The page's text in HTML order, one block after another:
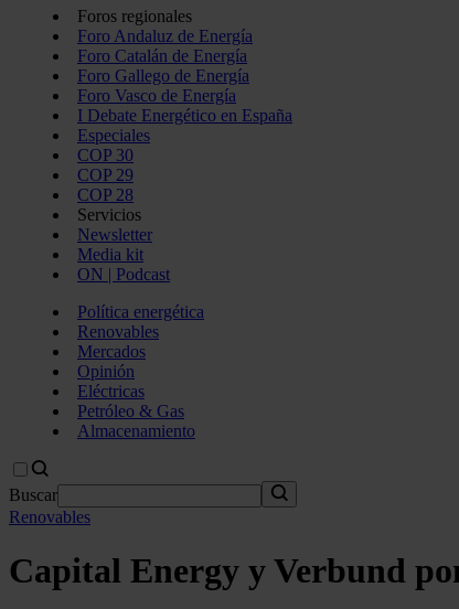
Foros regionales
Foro Andaluz de Energía
Foro Catalán de Energía
Foro Gallego de Energía
Foro Vasco de Energía
I Debate Energético en España
Especiales
COP 30
COP 29
COP 28
Servicios
Newsletter
Media kit
ON | Podcast
Política energética
Renovables
Mercados
Opinión
Eléctricas
Petróleo & Gas
Almacenamiento
Buscar
Renovables
Capital Energy y Verbund